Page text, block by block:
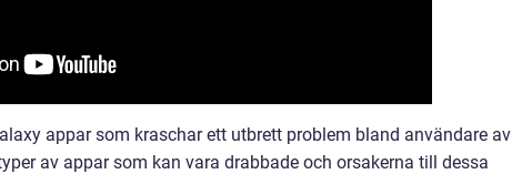
appar som kraschar ett utbrett problem bland användare av
av appar som kan vara drabbade och orsakerna till dessa